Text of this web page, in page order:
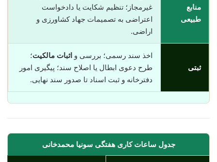
منابع
طبیعی
غیرمجاز؛ تنظیم شکایت یا دادخواست
اعتراضی به تصمیمات جهاد کشاورزی و
اراضی.
ثبتی
اخذ سند رسمی؛ بررسی و اثبات مالکیت؛
طرح دعوی ابطال یا اصلاح سند؛ پیگیری امور
دفترخانه و ثبت اسناد تا صدور سند نهایی.
جدول ساعات کاری هفتگی سونیا محمدخانی